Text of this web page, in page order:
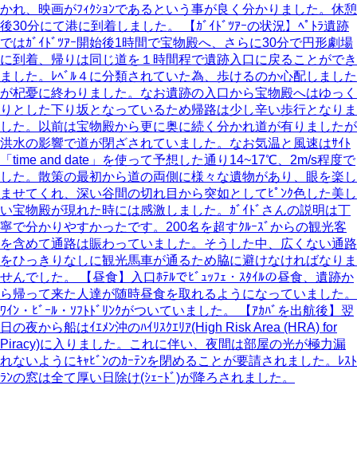
かれ、映画がﾌｨｸｼｮﾝであるという事が良く分かりました。休憩
後30分にて港に到着しました。 【ｶﾞｲﾄﾞﾂｱｰの状況】ﾍﾟﾄﾗ遺跡
ではｶﾞｲﾄﾞﾂｱｰ開始後1時間で宝物殿へ、さらに30分で円形劇場
に到着、帰りは同じ道を１時間程で遺跡入口に戻ることができ
ました。ﾚﾍﾞﾙ４に分類されていた為、歩けるのか心配しました
が杞憂に終わりました。なお遺跡の入口から宝物殿へはゆっく
りとした下り坂となっているため帰路は少し辛い歩行となりま
した。以前は宝物殿から更に奥に続く分かれ道が有りましたが
洪水の影響で道が閉ざされていました。なお気温と風速はｻｲﾄ
「time and date」を使って予想した通り14~17℃、2m/s程度で
した。散策の最初から道の両側に様々な遺物があり、眼を楽し
ませてくれ、深い谷間の切れ目から突如としてﾋﾟﾝｸ色した美し
い宝物殿が現れた時には感激しました。ｶﾞｲﾄﾞさんの説明は丁
寧で分かりやすかったです。200名を超すｸﾙｰｽﾞからの観光客
を含めて通路は賑わっていました。そうした中、広くない通路
をひっきりなしに観光馬車が通るため脇に避けなければなりま
せんでした。 【昼食】入口ﾎﾃﾙでﾋﾞｭｯﾌｪ・ｽﾀｲﾙの昼食、遺跡か
ら帰って来た人達が随時昼食を取れるようになっていました。
ﾜｲﾝ・ﾋﾞｰﾙ・ｿﾌﾄﾄﾞﾘﾝｸがついていました。 【ｱｶﾊﾞを出航後】翌
日の夜から船はｲｴﾒﾝ沖のﾊｲﾘｽｸｴﾘｱ(High Risk Area (HRA) for
Piracy)に入りました。これに伴い、夜間は部屋の光が極力漏
れないようにｷｬﾋﾞﾝのｶｰﾃﾝを閉めることが要請されました。ﾚｽﾄ
ﾗﾝの窓は全て厚い日除け(ｼｪｰﾄﾞ)が降ろされました。